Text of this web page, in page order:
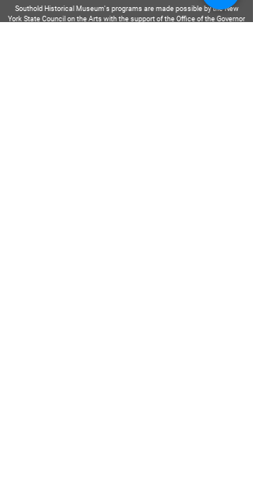
Southold Historical Museum's programs are made possible by the New
York State Council on the Arts with the support of the Office of the Governor